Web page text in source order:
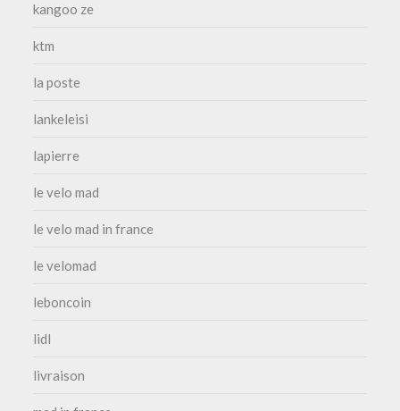
kangoo ze
ktm
la poste
lankeleisi
lapierre
le velo mad
le velo mad in france
le velomad
leboncoin
lidl
livraison